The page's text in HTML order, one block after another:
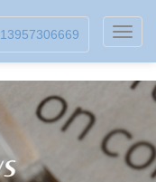
13957306669